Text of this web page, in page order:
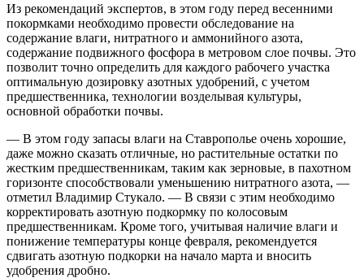
Из рекомендаций экспертов, в этом году перед весенними
покормками необходимо провести обследование на
содержание влаги, нитратного и аммонийного азота,
содержание подвижного фосфора в метровом слое почвы. Это
позволит точно определить для каждого рабочего участка
оптимальную дозировку азотных удобрений, с учетом
предшественника, технологии возделывая культуры,
основной обработки почвы.
— В этом году запасы влаги на Ставрополье очень хорошие,
даже можно сказать отличные, но растительные остатки по
жестким предшественникам, таким как зерновые, в пахотном
горизонте способствовали уменьшению нитратного азота, —
отметил Владимир Стукало. — В связи с этим необходимо
корректировать азотную подкормку по колосовым
предшественникам. Кроме того, учитывая наличие влаги и
понижение температуры конце февраля, рекомендуется
сдвигать азотную подкорки на начало марта и вносить
удобрения дробно.